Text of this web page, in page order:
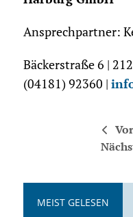
Ansprechpartner:
Bäckerstraße 6 |
(04181) 92360 |
MEIST GELESEN